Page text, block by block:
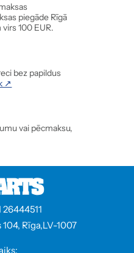
piegāde Rīgā
100 EUR.
bez papildus
↗
vai pēcmaksu,
Rīga,LV-1007